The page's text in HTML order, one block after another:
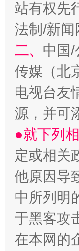
受贿1.44亿
全民健身五年
站有权先
法制/新闻
二、 中国/
传媒（北
电视台友
源，并可
●就下列
定或相关
他原因导
中所列明
于黑客攻
在本网的